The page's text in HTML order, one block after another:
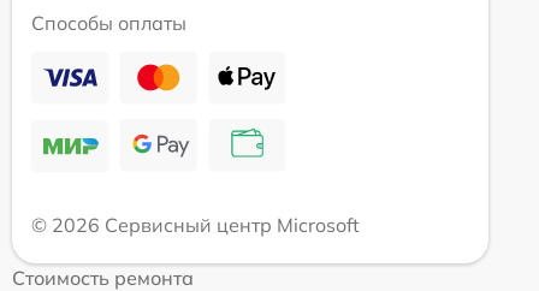
Способы оплаты
© 2026 Сервисный центр Microsoft
Стоимость ремонта